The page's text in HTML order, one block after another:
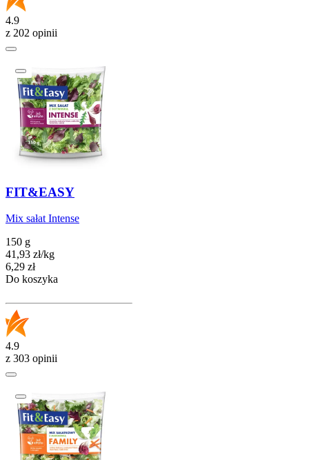
4.9
z 202 opinii
FIT&EASY
Mix sałat Intense
150 g
41,93 zł/kg
Cena
6,29 zł
Do koszyka
4.9
z 303 opinii